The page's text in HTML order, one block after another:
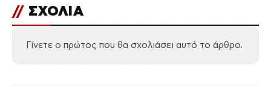
// ΣΧΟΛΙΑ
Γίνετε ο πρώτος που θα σχολιάσει αυτό το άρθρο.